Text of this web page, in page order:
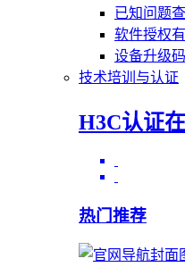
已知问题
软件授权
设备升级
技术培训与认证
H3C认证
热门推荐